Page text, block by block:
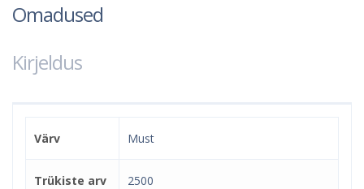
Omadused
Kirjeldus
Värv Must
Trükiste arv 2500